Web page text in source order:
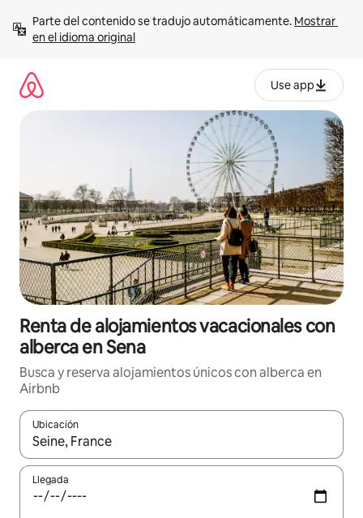
contenido
Parte del contenido se tradujo automáticamente. Mostrar
en el idioma original
Use app
Renta de alojamientos vacacionales con
alberca en Sena
Busca y reserva alojamientos únicos con alberca en
Airbnb
Ubicación
Cuando los resultados estén disponibles, podrás navegar
Llegada